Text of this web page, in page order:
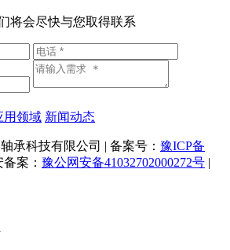
将会尽快与您取得联系
用领域 新闻动态
承科技有限公司 | 备案号： 豫ICP备
案： 豫公网安备41032702000272号 |